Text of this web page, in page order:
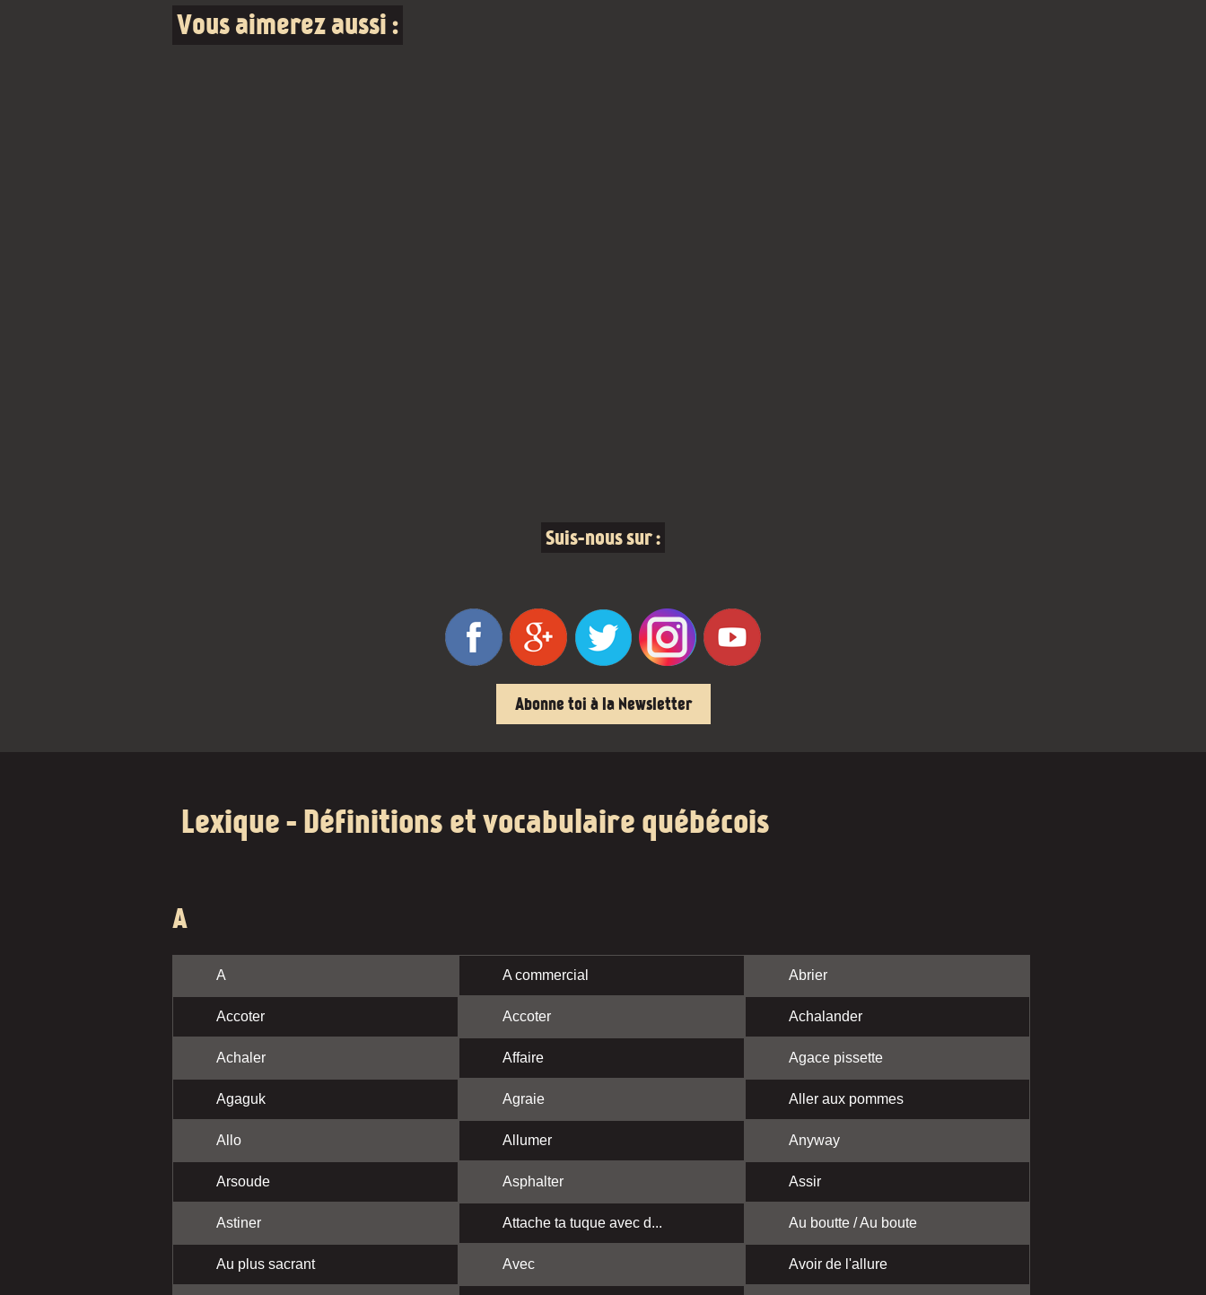
Vous aimerez aussi :
Suis-nous sur :
Abonne toi à la Newsletter
Lexique - Définitions et vocabulaire québécois
A
A A commercial Abrier
Accoter Accoter Achalander
Achaler Affaire Agace pissette
Agaguk Agraie Aller aux pommes
Allo Allumer Anyway
Arsoude Asphalter Assir
Astiner Attache ta tuque avec d... Au boutte / Au boute
Au plus sacrant Avec Avoir de l'allure